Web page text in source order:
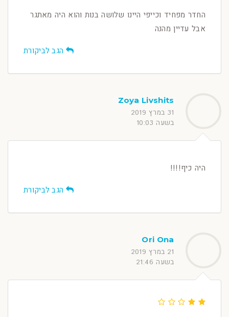
החדר מפחיד וכייפי היינו שלושה בנות והוא היה מאתגר
אבל עדיין מהנה
הגב לביקורת
Zoya Livshits
31 במרץ 2019
בשעה 10:03
היה כיף!!!!
הגב לביקורת
Ori Ona
21 במרץ 2019
בשעה 21:46